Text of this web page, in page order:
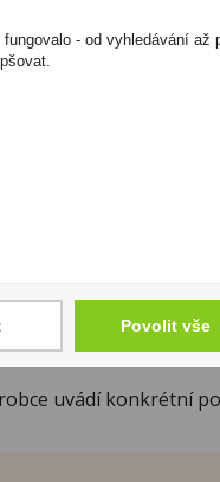
Nejdřív má smysl
proto je praktičtější
uvádí konkrétní
- od vyhledávání až
Povolit vše